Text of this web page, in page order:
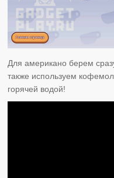
Для американо берем
также используем
горячей водой!